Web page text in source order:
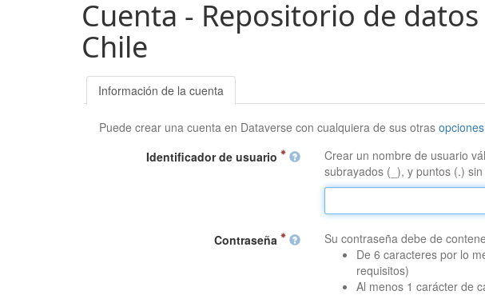
Cuenta - Repositorio de
Chile
Información de la cuenta
Puede crear una cuenta en Dataverse con cualquiera de sus otras
Identificador de usuario
Crear un nombre de usuario
subrayados (_), y puntos (.)
Contraseña
Su contraseña debe de
De 6 caracteres por lo
requisitos)
Al menos 1 carácter de